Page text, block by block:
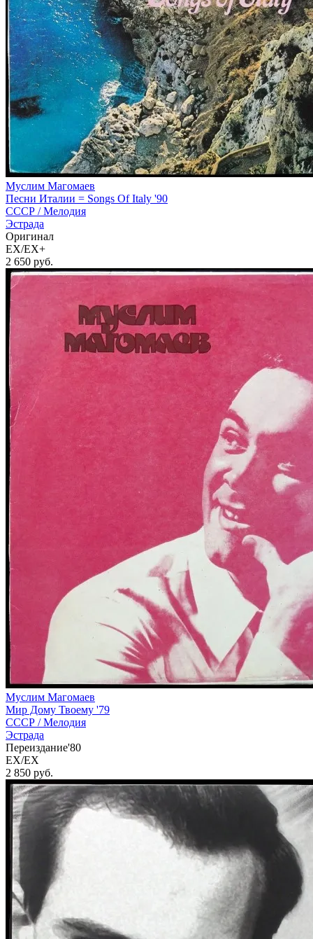
Муслим Магомаев
Песни Италии = Songs Of Italy '90
СССР /Мелодия
Эстрада
Оригинал
EX/EX+
2 650 руб.
Муслим Магомаев
Мир Дому Твоему '79
СССР /Мелодия
Эстрада
Переиздание'80
EX/EX
2 850 руб.